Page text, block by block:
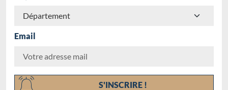
Email
S'INSCRIRE !